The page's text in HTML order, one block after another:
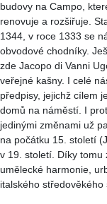
budovy na Campo,
renovuje a rozšiřuje.
1344, v roce 1333 se
obvodové chodníky.
zde Jacopo di Vanni
veřejné kašny. I celé
předpisy, jejichž cílem
domů na náměstí. I
jedinými změnami už
na počátku 15. století
v 19. století. Díky tomu
umělecké harmonie,
italského středověkého